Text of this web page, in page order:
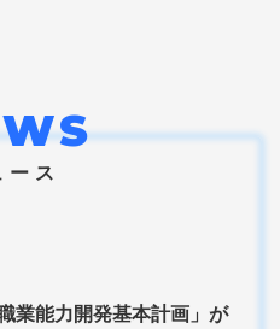
ース
業能力開発基本計画」が